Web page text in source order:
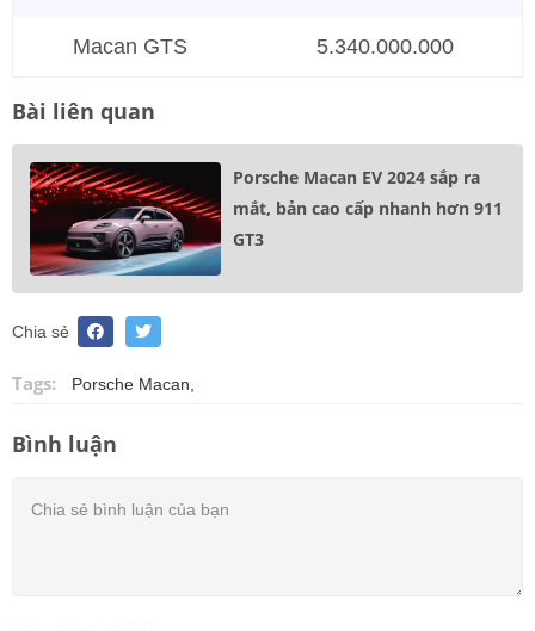
Macan GTS 5.340.000.000
Bài liên quan
Porsche Macan EV 2024 sắp ra
mắt, bản cao cấp nhanh hơn 911
GT3
Chia sẻ
Tags: Porsche Macan,
Bình luận